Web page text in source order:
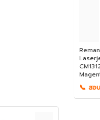
📞 สอ